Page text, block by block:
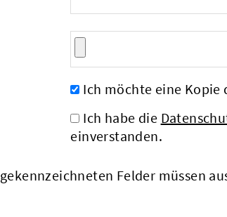
Ich möchte eine
Ich habe die
einverstanden.
gekennzeichneten Felder müssen